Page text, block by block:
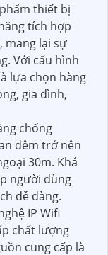
thiết bị
tích hợp
mang lại sự
Với cấu hình
lựa chọn hàng
gia đình,
chống
đêm trở nên
30m. Khả
người dùng
dễ dàng.
IP Wifi
chất lượng
cung cấp là